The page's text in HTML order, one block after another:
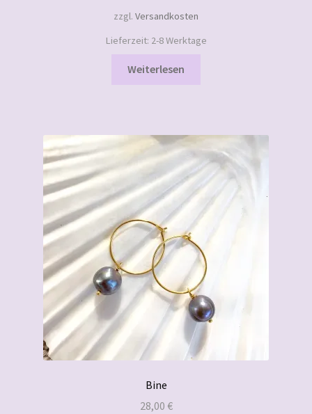
zzgl. Versandkosten
Lieferzeit: 2-8 Werktage
Weiterlesen
Bine
28,00 €